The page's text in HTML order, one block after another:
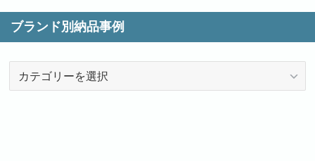
ブランド別納品事例